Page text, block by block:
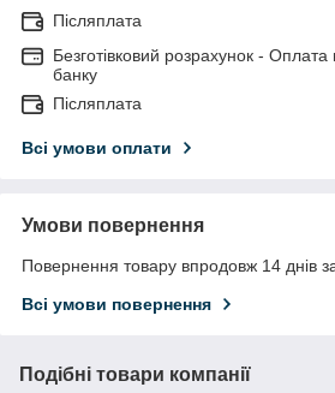
Післяплата
Безготівковий розрахунок -
банку
Післяплата
Всі умови оплати
Умови повернення
Повернення товару впродовж 14 днів
Всі умови повернення
Подібні товари компанії